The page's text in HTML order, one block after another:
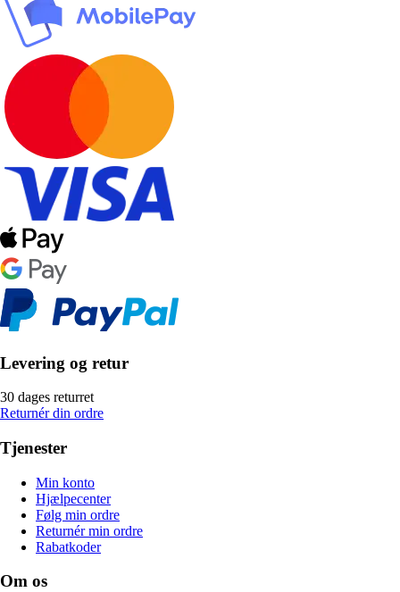
Levering og retur
30 dages returret
Returnér din ordre
Tjenester
Min konto
Hjælpecenter
Følg min ordre
Returnér min ordre
Rabatkoder
Om os